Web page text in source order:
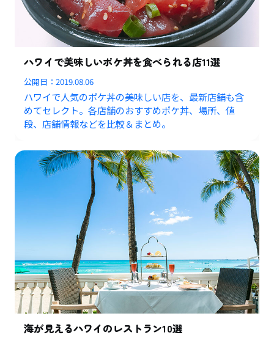
ハワイで美味しいポケ丼を食べられる店11選
公開日：2019.08.06
ハワイで人気のポケ丼の美味しい店を、最新店舗も含
めてセレクト。各店舗のおすすめポケ丼、場所、値
段、店舗情報などを比較＆まとめ。
海が見えるハワイのレストラン10選